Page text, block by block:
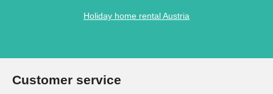
Holiday home rental Austria
Customer service